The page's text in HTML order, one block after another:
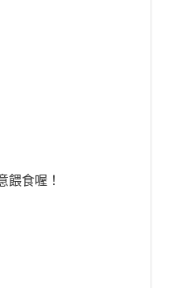
餵食喔！